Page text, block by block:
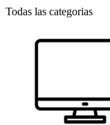
Todas las categorias